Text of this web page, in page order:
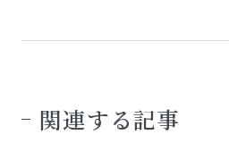
関連する記事